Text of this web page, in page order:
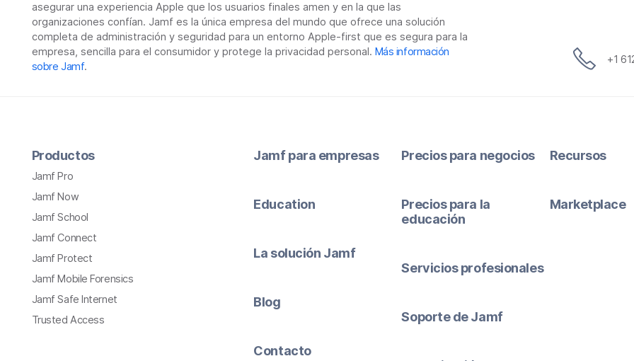
asegurar una experiencia Apple que los usuarios finales amen y en la que las
organizaciones confían. Jamf es la única empresa del mundo que ofrece una solución
completa de administración y seguridad para un entorno Apple-first que es segura para la
empresa, sencilla para el consumidor y protege la privacidad personal. Más información
sobre Jamf.
+1
Productos
Jamf Pro
Jamf Now
Jamf School
Jamf Connect
Jamf Protect
Jamf Mobile Forensics
Jamf Safe Internet
Trusted Access
Jamf para empresas
Education
La solución Jamf
Blog
Contacto
Precios para negocios
Precios para la
educación
Servicios profesionales
Soporte de Jamf
Recursos
Marketplace